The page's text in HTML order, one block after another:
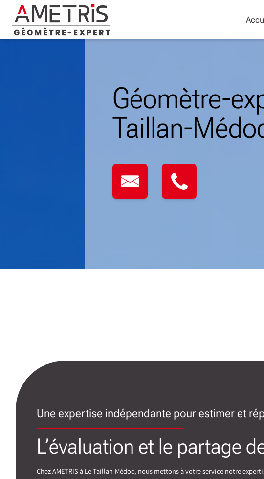
content
Géomètre-
Taillan-
Une expertise indépendante pour estimer et
L’évaluation et le partage
Chez AMETRIS à Le Taillan-Médoc, nous mettons à votre service notre